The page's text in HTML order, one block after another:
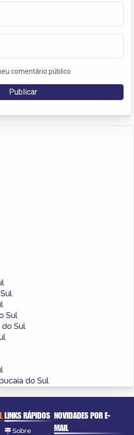
comentário público
Sul
Sul
do Sul
LINKS RÁPIDOS
Sobre
NOVIDADES POR E-
MAIL